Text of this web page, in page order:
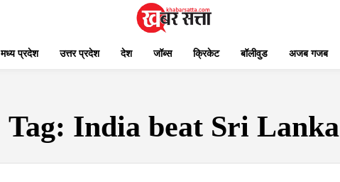
मध्य प्रदेश उत्तर प्रदेश देश जॉब्स क्रिकेट बॉलीवुड अजब गजब
Tag: India beat Sri Lanka